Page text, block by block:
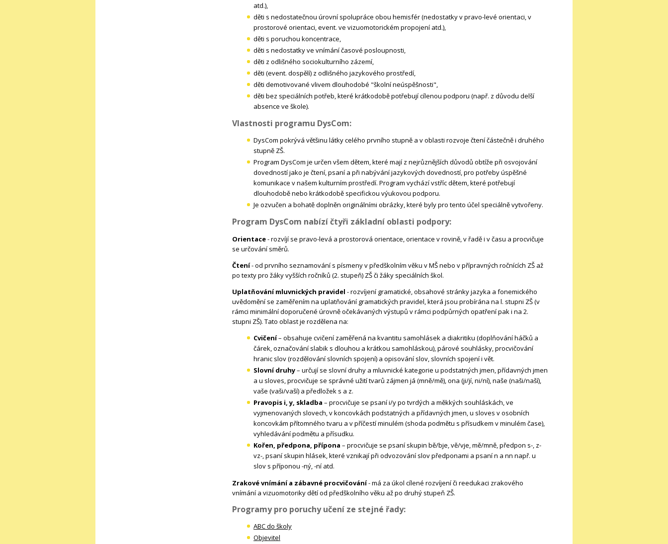
atd.),
děti s nedostatečnou úrovní spolupráce obou hemisfér (nedostatky v pravo-levé orientaci, v
prostorové orientaci, event. ve vizuomotorickém propojení atd.),
děti s poruchou koncentrace,
děti s nedostatky ve vnímání časové posloupnosti,
děti z odlišného sociokulturního zázemí,
děti (event. dospělí) z odlišného jazykového prostředí,
děti demotivované vlivem dlouhodobé "školní neúspěšnosti",
děti bez speciálních potřeb, které krátkodobě potřebují cílenou podporu (např. z důvodu delší
absence ve škole).
Vlastnosti programu DysCom:
DysCom pokrývá většinu látky celého prvního stupně a v oblasti rozvoje čtení částečně i druhého
stupně ZŠ.
Program DysCom je určen všem dětem, které mají z nejrůznějších důvodů obtíže při osvojování
dovedností jako je čtení, psaní a při nabývání jazykových dovedností, pro potřeby úspěšné
komunikace v našem kulturním prostředí. Program vychází vstříc dětem, které potřebují
dlouhodobě nebo krátkodobě specifickou výukovou podporu.
Je ozvučen a bohatě doplněn originálními obrázky, které byly pro tento účel speciálně vytvořeny.
Program DysCom nabízí čtyři základní oblasti podpory:
Orientace- rozvíjí se pravo-levá a prostorová orientace, orientace v rovině, v řadě i v času a procvičuje
se určování směrů.
Čtení- od prvního seznamování s písmeny v předškolním věku v MŠ nebo v přípravných ročnících ZŠ až
po texty pro žáky vyšších ročníků (2. stupeň) ZŠ či žáky speciálních škol.
Uplatňování mluvnických pravidel - rozvíjení gramatické, obsahové stránky jazyka a fonemického
uvědomění se zaměřením na uplatňování gramatických pravidel, která jsou probírána na l. stupni ZŠ (v
rámci minimální doporučené úrovně očekávaných výstupů v rámci podpůrných opatření pak i na 2.
stupni ZŠ). Tato oblast je rozdělena na:
Cvičení– obsahuje cvičení zaměřená na kvantitu samohlásek a diakritiku (doplňování háčků a
čárek, označování slabik s dlouhou a krátkou samohláskou), párové souhlásky, procvičování
hranic slov (rozdělování slovních spojení) a opisování slov, slovních spojení i vět.
Slovní druhy– určují se slovní druhy a mluvnické kategorie u podstatných jmen, přídavných jmen
a u sloves, procvičuje se správné užití tvarů zájmen já (mně/mě), ona (ji/jí, ni/ní), naše (naši/naší),
vaše (vaši/vaší) a předložek s a z.
Pravopis i, y, skladba – procvičuje se psaní i/y po tvrdých a měkkých souhláskách, ve
vyjmenovaných slovech, v koncovkách podstatných a přídavných jmen, u sloves v osobních
koncovkám přítomného tvaru a v příčestí minulém (shoda podmětu s přísudkem v minulém čase),
vyhledávání podmětu a přísudku.
Kořen, předpona, přípona – procvičuje se psaní skupin bě/bje, vě/vje, mě/mně, předpon s-, z-
vz-, psaní skupin hlásek, které vznikají při odvozování slov předponami a psaní n a nn např. u
slov s příponou -ný, -ní atd.
Zrakové vnímání a zábavné procvičování- má za úkol cílené rozvíjení či reedukaci zrakového
vnímání a vizuomotoriky dětí od předškolního věku až po druhý stupeň ZŠ.
Programy pro poruchy učení ze stejné řady:
ABC do školy
Objevitel